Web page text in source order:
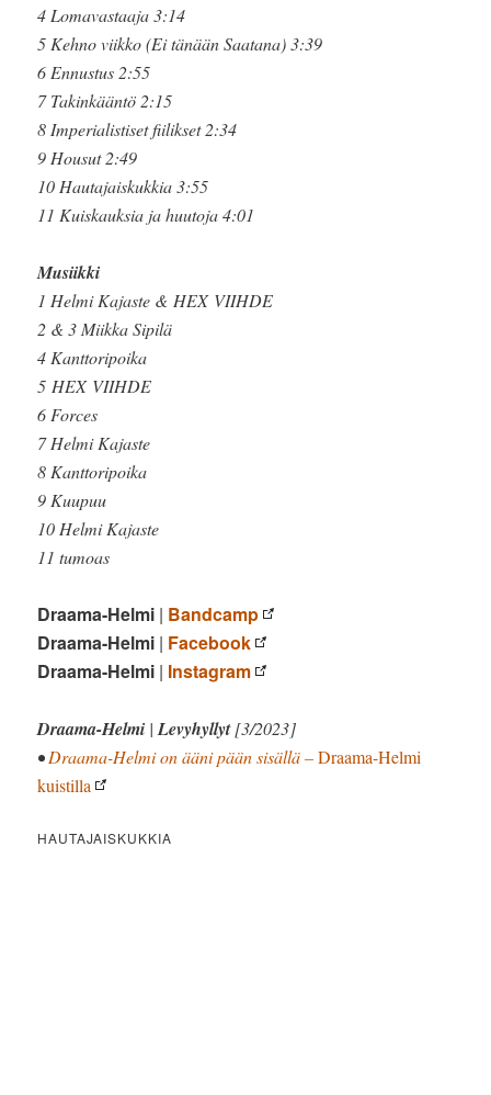
4 Lomavastaaja 3:14
5 Kehno viikko (Ei tänään Saatana) 3:39
6 Ennustus 2:55
7 Takinkääntö 2:15
8 Imperialistiset fiilikset 2:34
9 Housut 2:49
10 Hautajaiskukkia 3:55
11 Kuiskauksia ja huutoja 4:01
Musiikki
1 Helmi Kajaste & HEX VIIHDE
2 & 3 Miikka Sipilä
4 Kanttoripoika
5 HEX VIIHDE
6 Forces
7 Helmi Kajaste
8 Kanttoripoika
9 Kuupuu
10 Helmi Kajaste
11 tumoas
Draama-Helmi | Bandcamp
Draama-Helmi | Facebook
Draama-Helmi | Instagram
Draama-Helmi |Levyhyllyt[3/2023]
•Draama-Helmi on ääni pään sisällä –Draama-Helmi
kuistilla
HAUTAJAISKUKKIA